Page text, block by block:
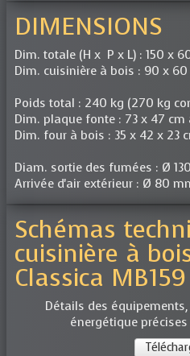
DIMENSIONS
Dim. totale (H x P x L) : 150 x
Dim. cuisinière à bois : 90 x
Poids total : 240 kg (270 kg
Dim. plaque fonte : 73 x 47 cm
Dim. four à bois : 35 x 42 x 23
Diam. sortie des fumées : Ø
Arrivée d'air extérieur : Ø 80
Schémas
cuisinière à
Classica MB159
Détails des
énergétique